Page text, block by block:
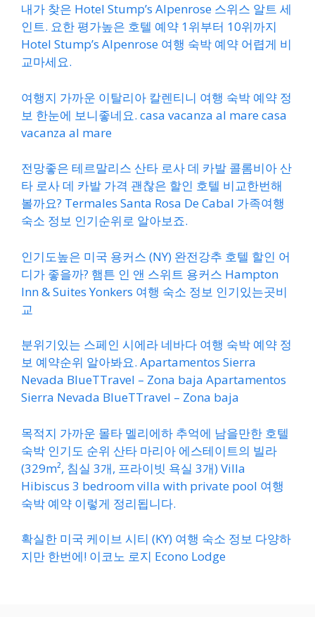
내가 찾은 Hotel Stump’s Alpenrose 스위스 알트 세
인트. 요한 평가높은 호텔 예약 1위부터 10위까지
Hotel Stump’s Alpenrose 여행 숙박 예약 어렵게 비
교마세요.
여행지 가까운 이탈리아 칼렌티니 여행 숙박 예약 정
보 한눈에 보니좋네요. casa vacanza al mare casa
vacanza al mare
전망좋은 테르말리스 산타 로사 데 카발 콜롬비아 산
타 로사 데 카발 가격 괜찮은 할인 호텔 비교한번해
볼까요? Termales Santa Rosa De Cabal 가족여행
숙소 정보 인기순위로 알아보죠.
인기도높은 미국 용커스 (NY) 완전강추 호텔 할인 어
디가 좋을까? 햄튼 인 앤 스위트 용커스 Hampton
Inn & Suites Yonkers 여행 숙소 정보 인기있는곳비
교
분위기있는 스페인 시에라 네바다 여행 숙박 예약 정
보 예약순위 알아봐요. Apartamentos Sierra
Nevada BlueTTravel – Zona baja Apartamentos
Sierra Nevada BlueTTravel – Zona baja
목적지 가까운 몰타 멜리에하 추억에 남을만한 호텔
숙박 인기도 순위 산타 마리아 에스테이트의 빌라
(329m², 침실 3개, 프라이빗 욕실 3개) Villa
Hibiscus 3 bedroom villa with private pool 여행
숙박 예약 이렇게 정리됩니다.
확실한 미국 케이브 시티 (KY) 여행 숙소 정보 다양하
지만 한번에! 이코노 로지 Econo Lodge